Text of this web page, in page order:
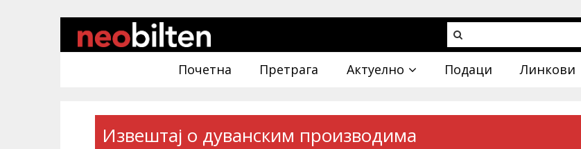
Почетна Претрага Актуелно Подаци Линкови
Извештај о дуванским производима